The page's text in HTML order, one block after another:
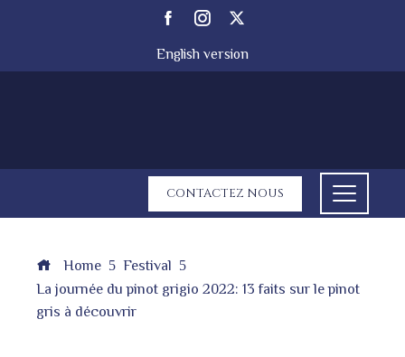
English version
CONTACTEZ NOUS
Home
Festival
La journée du pinot grigio 2022: 13 faits sur le pinot
gris à découvrir